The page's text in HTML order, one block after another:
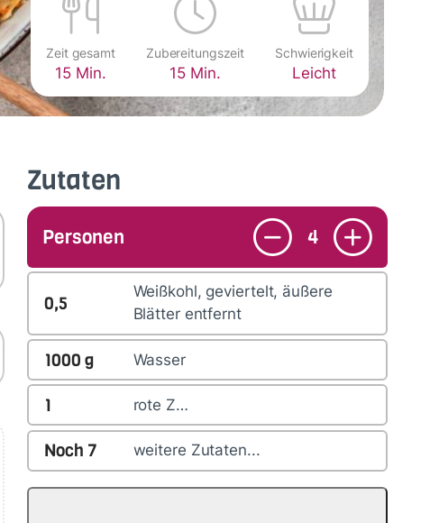
Zeit gesamt
15 Min.
Zubereitungszeit
15 Min.
Schwierigkeit
Leicht
Zutaten
Personen 4
0,5
Weißkohl, geviertelt, äußere
Blätter entfernt
1000 g Wasser
1 rote Z…
Noch 7 weitere Zutaten...